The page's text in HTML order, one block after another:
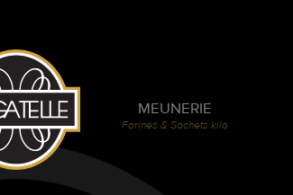
MEUNERIE
Farines & Sachets kilo